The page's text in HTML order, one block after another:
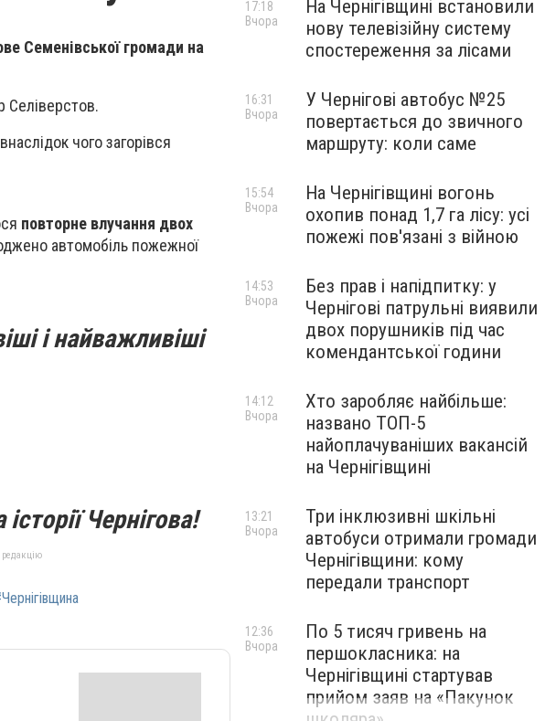
Семенівської громади на
Селіверстов.
чого загорівся
повторне влучання двох
автомобіль пожежної
і найважливіші
Чернігова!
На Чернігівщині встановили
нову телевізійну систему
спостереження за лісами
17:18
Вчора
У Чернігові автобус №25
повертається до звичного
маршруту: коли саме
16:31
Вчора
На Чернігівщині вогонь
охопив понад 1,7 га лісу: усі
пожежі пов'язані з війною
15:54
Вчора
Без прав і напідпитку: у
Чернігові патрульні виявили
двох порушників під час
комендантської години
14:53
Вчора
Хто заробляє найбільше:
названо ТОП-5
найоплачуваніших вакансій
на Чернігівщині
14:12
Вчора
Три інклюзивні шкільні
автобуси отримали громади
Чернігівщини: кому
передали транспорт
13:21
Вчора
По 5 тисяч гривень на
першокласника: на
Чернігівщині стартував
прийом заяв на «Пакунок
12:36
Вчора